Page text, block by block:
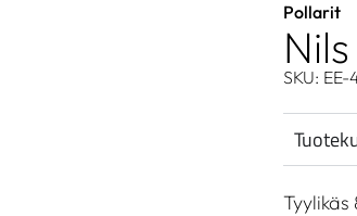
Pollarit
SKU: